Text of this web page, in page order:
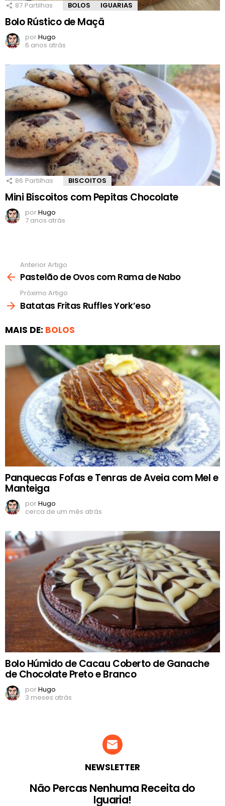
87 Partilhas BOLOS IGUARIAS
Bolo Rústico de Maçã
porHugo
6 anos atrás
86 Partilhas BISCOITOS
Mini Biscoitos com Pepitas Chocolate
porHugo
7 anos atrás
mais
Anterior Artigo
Pastelão de Ovos com Rama de Nabo
Próximo Artigo
Batatas Fritas Ruffles York’eso
MAIS DE: BOLOS
Panquecas Fofas e Tenras de Aveia com Mel e
Manteiga
porHugo
cerca de um mês atrás
Bolo Húmido de Cacau Coberto de Ganache
de Chocolate Preto e Branco
porHugo
3 meses atrás
NEWSLETTER
Não Percas Nenhuma Receita do
Iguaria!